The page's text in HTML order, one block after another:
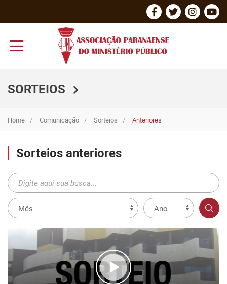
SORTEIOS
Home Comunicação Sorteios Anteriores
Sorteios anteriores